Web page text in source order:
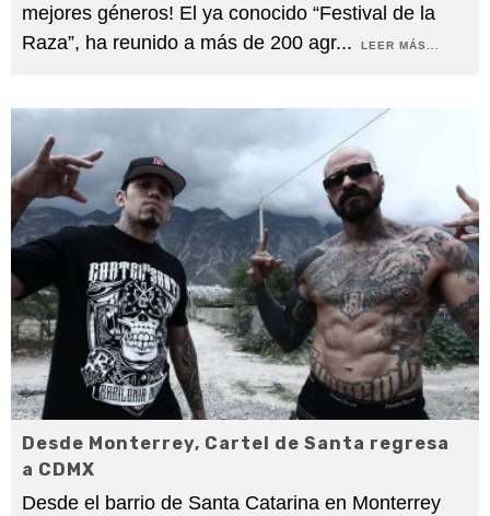
mejores géneros! El ya conocido “Festival de la
Raza”, ha reunido a más de 200 agr... LEER MÁS...
Desde Monterrey, Cartel de Santa regresa
a CDMX
Desde el barrio de Santa Catarina en Monterrey